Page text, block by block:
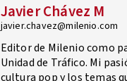
Javier Chávez M
javier.chavez@milenio.com
Editor de Milenio como
Unidad de Tráfico. Mi
cultura pop y los temas